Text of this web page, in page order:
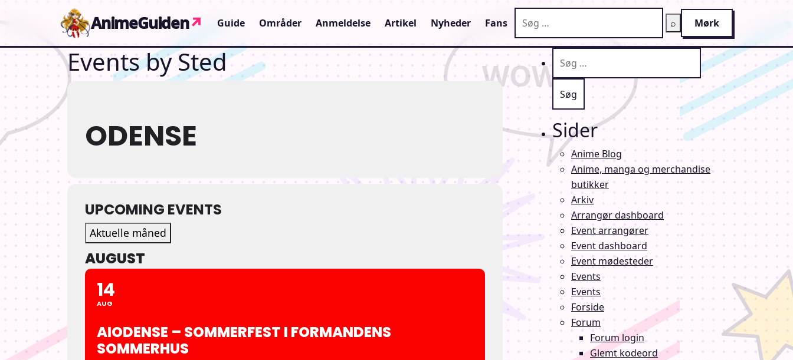
AnimeGuiden↗ Guide Områder Anmeldelse Artikel Nyheder Fans ⌕ Mørk
Events by Sted
ODENSE
UPCOMING EVENTS
Aktuelle måned
AUGUST
14
AUG
AIODENSE – SOMMERFEST I FORMANDENS
SOMMERHUS
Sider
Anime Blog
Anime, manga og merchandise
butikker
Arkiv
Arrangør dashboard
Event arrangører
Event dashboard
Event mødesteder
Events
Events
Forside
Forum
Forum login
Glemt kodeord